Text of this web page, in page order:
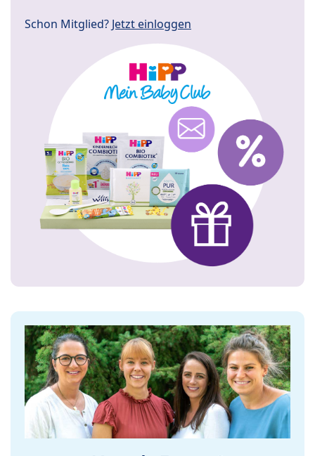
Schon Mitglied? Jetzt einloggen